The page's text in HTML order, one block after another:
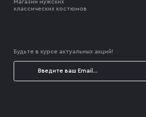
Магазин мужских
классических костюмов
Будьте в курсе актуальных акций!